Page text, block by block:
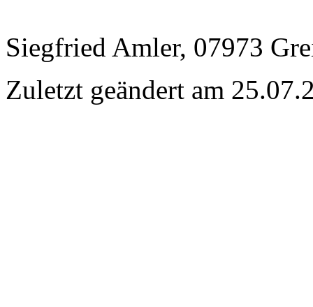
Siegfried Amler, 07973
Zuletzt geändert am